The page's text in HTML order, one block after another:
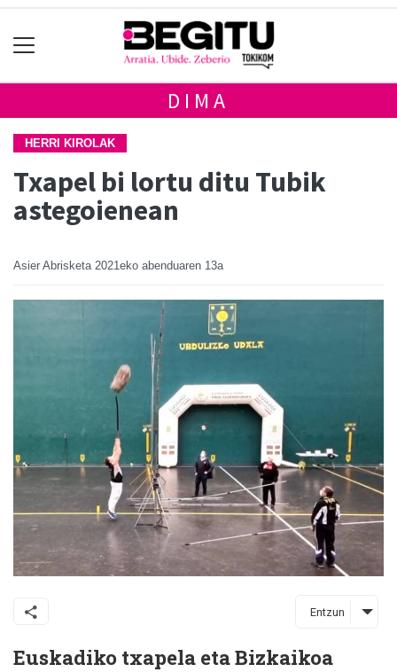
DIMA
HERRI KIROLAK
Txapel bi lortu ditu Tubik
astegoienean
Asier Abrisketa 2021eko abenduaren 13a
Entzun
Euskadiko txapela eta Bizkaikoa